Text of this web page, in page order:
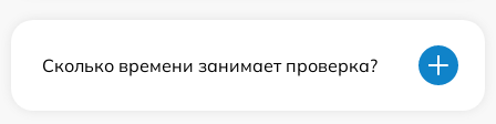
Сколько времени занимает проверка?